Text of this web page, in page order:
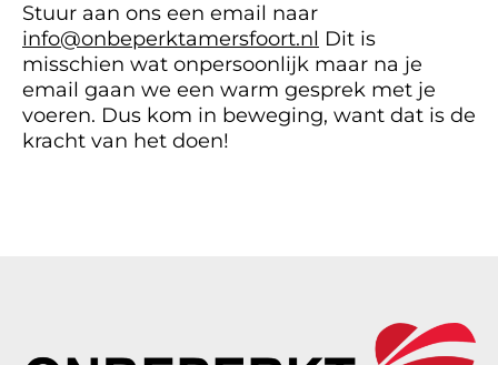
Stuur aan ons een email naar
info@onbeperktamersfoort.nl Dit is
misschien wat onpersoonlijk maar na je
email gaan we een warm gesprek met je
voeren. Dus kom in beweging, want dat is de
kracht van het doen!